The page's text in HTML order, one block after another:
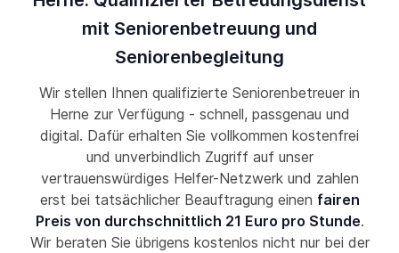
mit Seniorenbetreuung und
Seniorenbegleitung
Wir stellen Ihnen qualifizierte Seniorenbetreuer in
Herne zur Verfügung - schnell, passgenau und
digital. Dafür erhalten Sie vollkommen kostenfrei
und unverbindlich Zugriff auf unser
vertrauenswürdiges Helfer-Netzwerk und zahlen
erst bei tatsächlicher Beauftragung einen fairen
Preis von durchschnittlich 21 Euro pro Stunde.
Wir beraten Sie übrigens kostenlos nicht nur bei der